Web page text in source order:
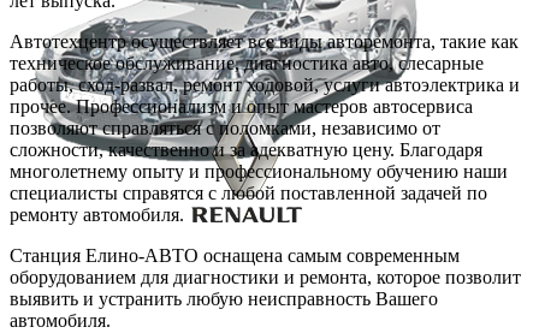
Автотехцентр осуществляет все виды авторемонта, такие как
техническое обслуживание, диагностика авто, слесарные
работы, сход-развал, ремонт ходовой, услуги автоэлектрика и
прочее. Профессионализм и опыт мастеров автосервиса
позволяют справляться с поломками, независимо от
сложности, качественно и за адекватную цену. Благодаря
многолетнему опыту и профессиональному обучению наши
специалисты справятся с любой поставленной задачей по
ремонту автомобиля.
Станция Елино-АВТО оснащена самым современным
оборудованием для диагностики и ремонта, которое позволит
выявить и устранить любую неисправность Вашего
автомобиля.